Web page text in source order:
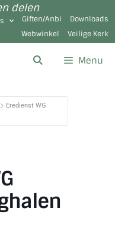
delen
Giften/Anbi
Downloads
Webwinkel
Veilige Kerk
Menu
Eredienst WG